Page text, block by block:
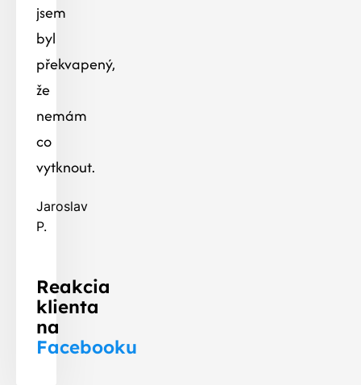
jsem
byl
překvapený,
že
nemám
co
vytknout.
Jaroslav
P.
Reakcia
klienta
na
Facebooku